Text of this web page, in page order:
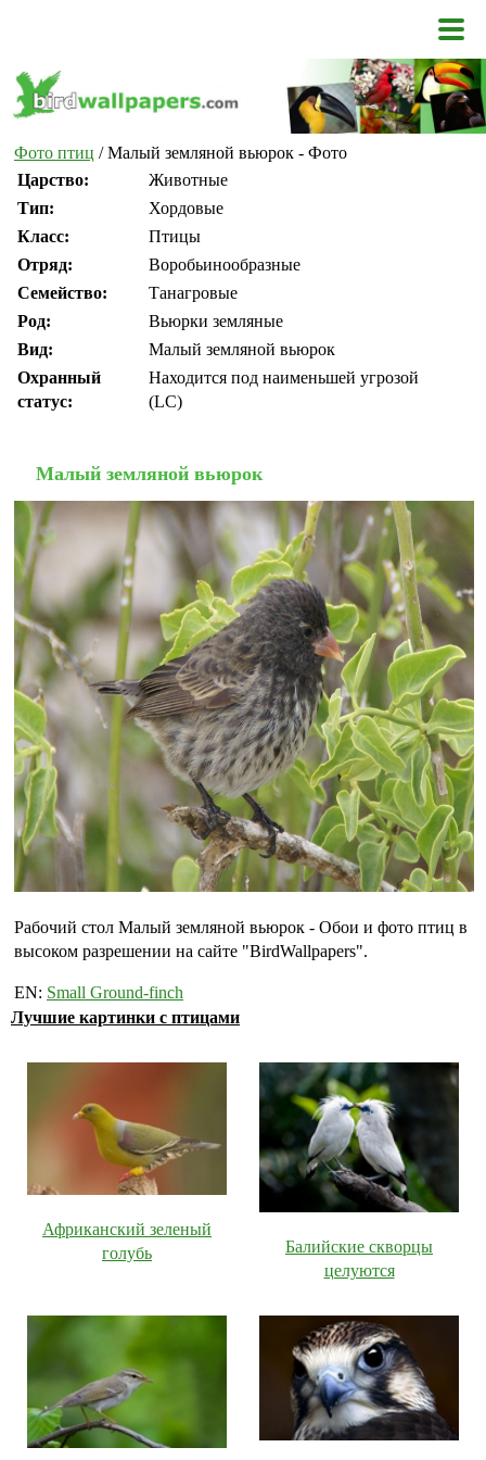
Фото птиц / Малый земляной вьюрок - Фото
Царство:
Животные
Тип:
Хордовые
Класс:
Птицы
Отряд:
Воробьинообразные
Семейство:
Танагровые
Род:
Вьюрки земляные
Вид:
Малый земляной вьюрок
Охранный
статус:
Находится под наименьшей угрозой
(LC)
Малый земляной вьюрок
Рабочий стол Малый земляной вьюрок - Обои и фото птиц в
высоком разрешении на сайте "BirdWallpapers".
EN: Small Ground-finch
Лучшие картинки с птицами
Африканский зеленый
голубь
Балийские скворцы
целуются